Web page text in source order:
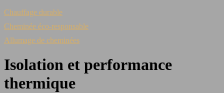
Chauffage durable
Cheminée éco-responsable
Allumage de cheminées
Isolation et performance
thermique